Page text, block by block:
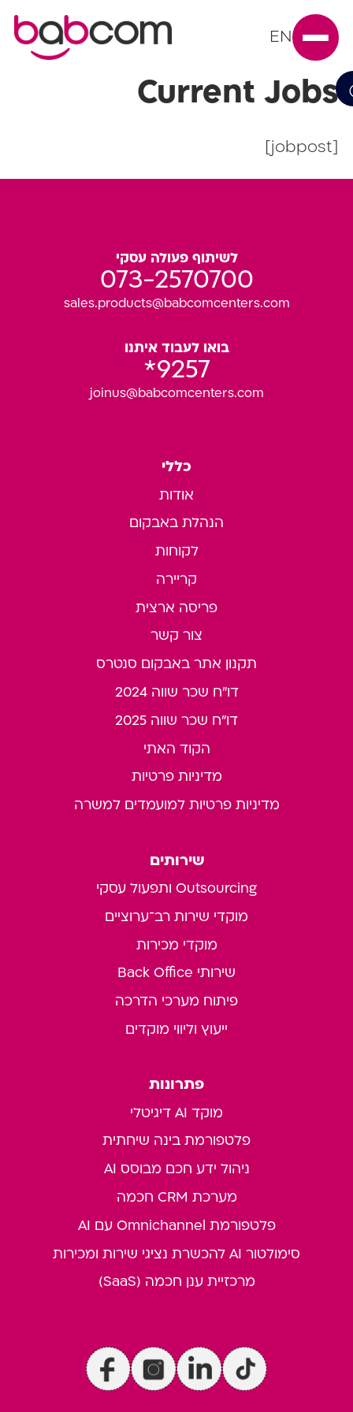
EN
Current Jobs
כללי
אודות
הנהלת באבקום
לקוחות
קריירה
פריסה ארצית
צור קשר
תקנון אתר באבקום סנטרס
דו"ח שכר שווה 2024
דו"ח שכר שווה 2025
הקוד האתי
מדיניות פרטיות
מדיניות פרטיות למועמדים למשרה
שירותים
Outsourcing ותפעול עסקי
מוקדי שירות רב־ערוציים
מוקדי מכירות
שירותי Back Office
פיתוח מערכי הדרכה
ייעוץ וליווי מוקדים
פתרונות
מוקד AI דיגיטלי
פלטפורמת בינה שיחתית
ניהול ידע חכם מבוסס AI
מערכת CRM חכמה
פלטפורמת Omnichannel עם AI
סימולטור AI להכשרת נציגי שירות ומכירות
מרכזיית ענן חכמה (SaaS)
לשיתוף פעולה עסקי
073-2570700
sales.products@babcomcenters.com
בואו לעבוד איתנו
9257*
joinus@babcomcenters.com